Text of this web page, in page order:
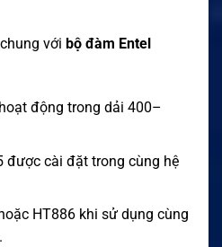
với bộ đàm Entel
động trong dải 400–
được cài đặt trong cùng hệ
HT886 khi sử dụng cùng